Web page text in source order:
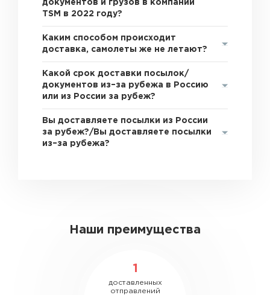
документов и грузов в компании
TSM в 2022 году?
Каким способом происходит
доставка, самолеты же не летают?
Какой срок доставки посылок/
документов из–за рубежа в Россию
или из России за рубеж?
Вы доставляете посылки из России
за рубеж?/Вы доставляете посылки
из–за рубежа?
Наши преимущества
1
доставленных
отправлений